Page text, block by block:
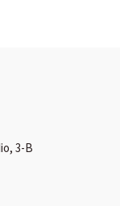
3-B